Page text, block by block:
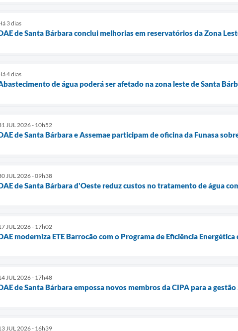
3 dias
de Santa Bárbara conclui melhorias em reservatórios da Zona
4 dias
de água poderá ser afetado na zona leste de Santa
JUL 2026 - 10h52
de Santa Bárbara e Assemae participam de oficina da Funasa
JUL 2026 - 09h38
de Santa Bárbara d'Oeste reduz custos no tratamento de água
JUL 2026 - 17h02
moderniza ETE Barrocão com o Programa de Eficiência Energética
JUL 2026 - 17h48
de Santa Bárbara empossa novos membros da CIPA para a
JUL 2026 - 16h39